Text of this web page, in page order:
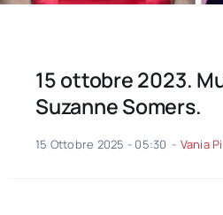
15 ottobre 2023.
Suzanne Somers.
15 Ottobre 2025 - 05:30 - Vania